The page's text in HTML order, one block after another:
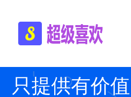
只提供有价